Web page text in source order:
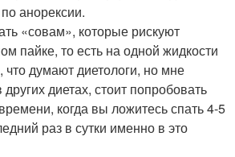
анорексии.
«совам», которые рискуют
пайке, то есть на одной жидкости
думают диетологи, но мне
других диетах, стоит попробовать
когда вы ложитесь спать 4-5
раз в сутки именно в это